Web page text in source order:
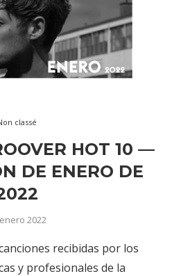
classé
HOT 10 —
DE ENERO DE
2022
recibidas por los
y profesionales de la